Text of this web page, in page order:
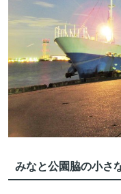
みなと公園脇の小さ